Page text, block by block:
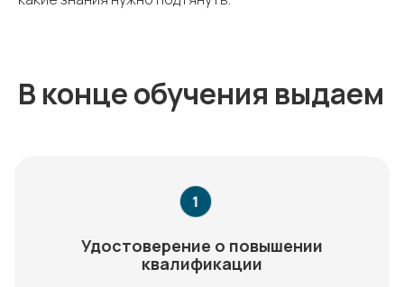
В конце обучения выдаем
Удостоверение о повышении
квалификации